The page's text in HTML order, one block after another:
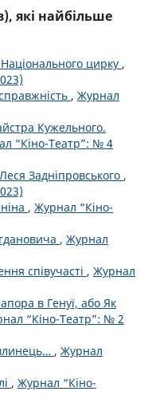
які найбільше
цирку ,
, Журнал
Кужельного.
“Кіно-Театр”: № 4
Задніпровського ,
, Журнал “Кіно-
, Журнал
співучасті , Журнал
в Генуї, або Як
“Кіно-Театр”: № 2
, Журнал
, Журнал “Кіно-